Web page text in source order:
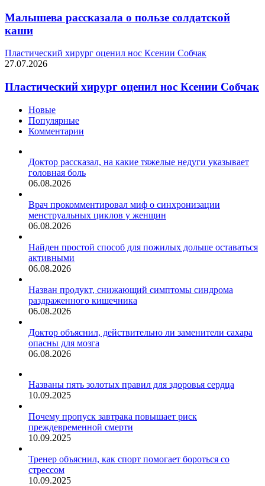
Малышева рассказала о пользе солдатской
каши
Пластический хирург оценил нос Ксении Собчак
27.07.2026
Пластический хирург оценил нос Ксении Собчак
Новые
Популярные
Комментарии
Доктор рассказал, на какие тяжелые недуги указывает
головная боль
06.08.2026
Врач прокомментировал миф о синхронизации
менструальных циклов у женщин
06.08.2026
Найден простой способ для пожилых дольше оставаться
активными
06.08.2026
Назван продукт, снижающий симптомы синдрома
раздраженного кишечника
06.08.2026
Доктор объяснил, действительно ли заменители сахара
опасны для мозга
06.08.2026
Названы пять золотых правил для здоровья сердца
10.09.2025
Почему пропуск завтрака повышает риск
преждевременной смерти
10.09.2025
Тренер объяснил, как спорт помогает бороться со
стрессом
10.09.2025